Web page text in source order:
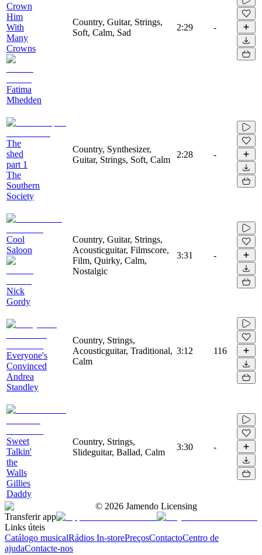
Crown
Him
With
Many
Crowns
Fatima
Mhedden
Country, Guitar, Strings,
Soft, Calm, Sad
2:29 -
The
shed
part 1
The
Southern
Society
Country, Synthesizer,
Guitar, Strings, Soft, Calm
2:28 -
Cool
Saloon
Nick
Gordy
Country, Guitar, Strings,
Acousticguitar, Filmscore,
Film, Quirky, Calm,
Nostalgic
3:31 -
Everyone's
Convinced
Andrea
Standley
Country, Strings,
Acousticguitar, Traditional,
Calm
3:12 116
Sweet
Talkin'
the
Walls
Gillies
Daddy
Country, Strings,
Slideguitar, Ballad, Calm
3:30 -
© 2026 Jamendo Licensing
Transferir app
Links úteis
Catálogo musicalRádios In-storePreçosContactoCentro de
ajudaContacte-nos